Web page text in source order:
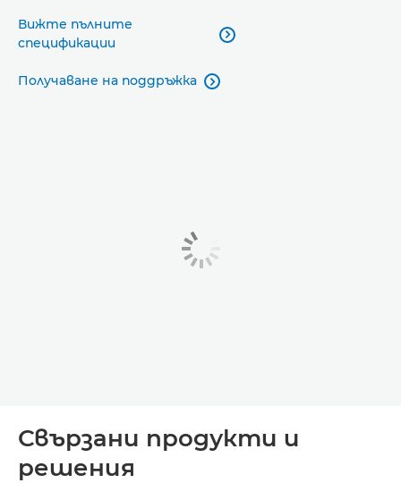
Вижте пълните
спецификации

Получаване на поддръжка 
Свързани продукти и
решения